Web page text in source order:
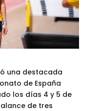
una destacada
de España
los días 4 y 5 de
de tres